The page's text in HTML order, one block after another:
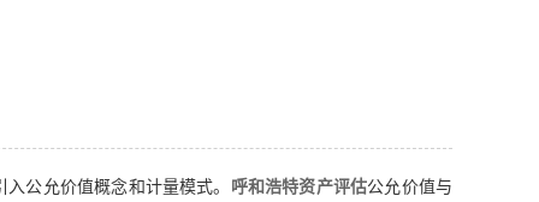
公允价值概念和计量模式。 呼和浩特资产评估公允价值与